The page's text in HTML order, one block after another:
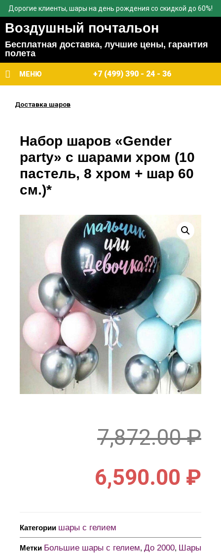
Дорогие клиенты, шары на день рождения со скидкой до 60%!
Воздушный почтальон
Бесплатная доставка, лучшие цены, гарантия
полета
МЕНЮ +7 (499) 390 - 24 - 36
Доставка шаров
Набор шаров «Gender
party» с шарами хром (10
пастель, 8 хром + шар 60
см.)*
7,872.00₽
6,590.00 ₽
Категории шары с гелием
Метки Большие шары с гелием, До 2000, Шары